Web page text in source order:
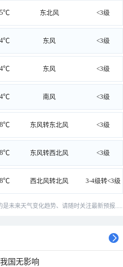
东北风 <3级
东风 <3级
东风 <3级
南风 <3级
东风转东北风 <3级
东风转西北风 <3级
西北风转北风 3-4级转<3级
未来天气变化趋势、请随时关注最新预报.....
国无影响